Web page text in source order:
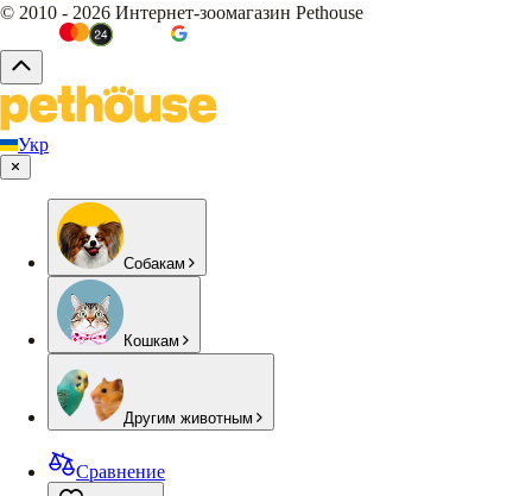
© 2010 - 2026 Интернет-зоомагазин Pethouse
Укр
Собакам
Кошкам
Другим животным
Сравнение